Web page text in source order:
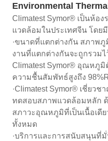
Environmental
Climatest Symor® เป็นห้อ
แวดล้อมในประเทศจีน โดย
·ขนาดที่แตกต่างกัน สภาพ
งานที่แตกต่างกันจะถูกรวม
Climatest Symor® อุณหภูมิ
ความชื้นสัมพัทธ์สูงถึง
·Climatest Symor® เชี่ยว
ทดสอบสภาพแวดล้อมหลัก ด้
สภาวะอุณหภูมิที่เป็นเนื้อเดี
ทั้งหมด
·บริการและการสนับสนุนที่มั่